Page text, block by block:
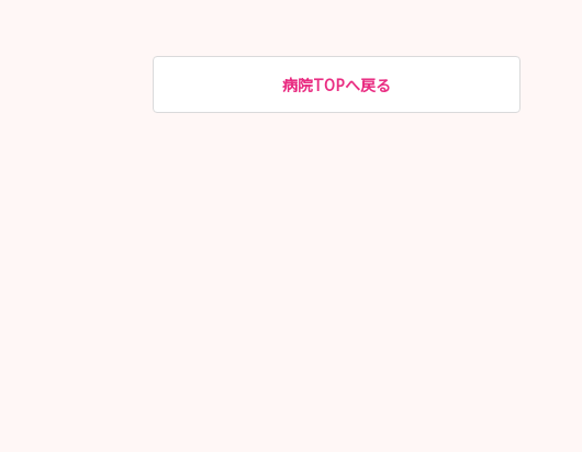
病院TOPへ戻る